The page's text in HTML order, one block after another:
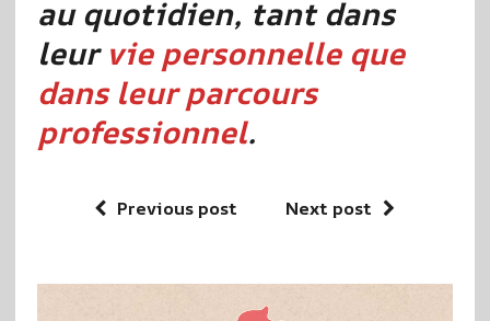
au quotidien, tant dans
leur vie personnelle que
dans leur parcours
professionnel.
Previous post Next post